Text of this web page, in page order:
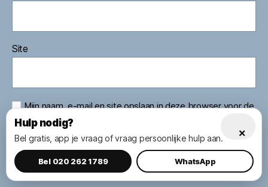
Site
Mijn naam, e-mail en site opslaan in deze browser voor de
volgende keer wanneer ik een reactie plaats.
×
Hulp nodig?
Bel gratis, app je vraag of vraag persoonlijke hulp aan.
Bel 020 262 1789 WhatsApp